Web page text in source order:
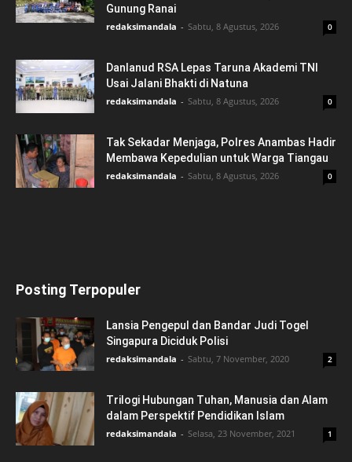
Gunung Ranai
redaksimandala - Sabtu, 8 Agustus, 2026 0
Danlanud RSA Lepas Taruna Akademi TNI
Usai Jalani Bhakti di Natuna
redaksimandala - Sabtu, 8 Agustus, 2026 0
Tak Sekadar Menjaga, Polres Anambas Hadir
Membawa Kepedulian untuk Warga Tiangau
redaksimandala - Sabtu, 8 Agustus, 2026 0
Posting Terpopuler
Lansia Pengepul dan Bandar Judi Togel
Singapura Diciduk Polisi
redaksimandala - Sabtu, 7 November, 2020 2
Trilogi Hubungan Tuhan, Manusia dan Alam
dalam Perspektif Pendidikan Islam
redaksimandala - Selasa, 23 November, 2021 1